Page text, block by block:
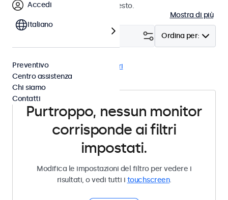
perfettamente in qualsiasi contesto.
Mostra di più
Ordina per:
RCA Incasso Cancella i filtri
Purtroppo, nessun monitor
corrisponde ai filtri
impostati.
Modifica le impostazioni del filtro per vedere i
risultati, o vedi tutti i touchscreen.
Accedi
Italiano
Preventivo
Centro assistenza
Chi siamo
Contatti